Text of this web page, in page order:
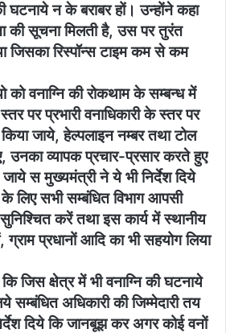
घटनाये न के बराबर हों। उन्होंने कहा
की सूचना मिलती है, उस पर तुरंत
जिसका रिस्पॉन्स टाइम कम से कम
को वनाग्नि की रोकथाम के सम्बन्ध में
पर प्रभारी वनाधिकारी के स्तर पर
जाये, हेल्पलाइन नम्बर तथा टोल
उनका व्यापक प्रचार-प्रसार करते हुए
स मुख्यमंत्री ने ये भी निर्देश दिये
के लिए सभी सम्बंधित विभाग आपसी
करें तथा इस कार्य में स्थानीय
ग्राम प्रधानों आदि का भी सहयोग लिया
जिस क्षेत्र में भी वनाग्नि की घटनाये
सम्बंधित अधिकारी की जिम्मेदारी तय
दिये कि जानबूझ कर अगर कोई वनों